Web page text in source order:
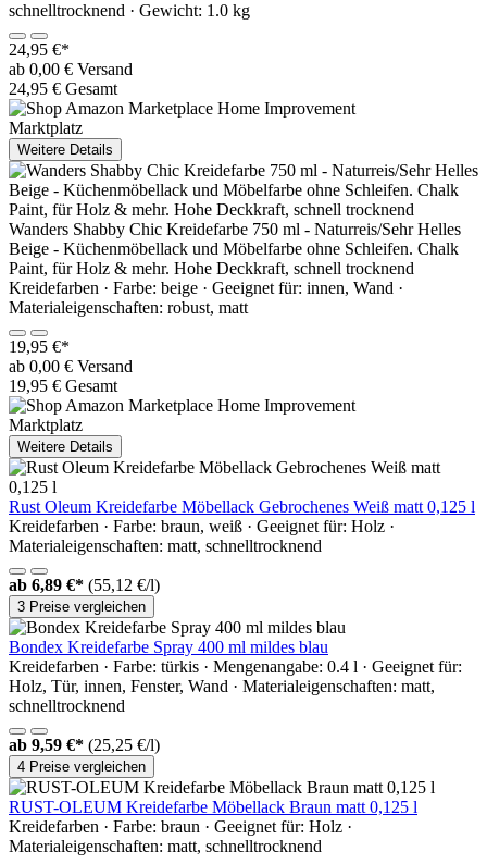
schnelltrocknend · Gewicht: 1.0 kg
24,95 €*
ab 0,00 € Versand
24,95 € Gesamt
Marktplatz
Weitere Details
Wanders Shabby Chic Kreidefarbe 750 ml - Naturreis/Sehr Helles
Beige - Küchenmöbellack und Möbelfarbe ohne Schleifen. Chalk
Paint, für Holz & mehr. Hohe Deckkraft, schnell trocknend
Kreidefarben · Farbe: beige · Geeignet für: innen, Wand ·
Materialeigenschaften: robust, matt
19,95 €*
ab 0,00 € Versand
19,95 € Gesamt
Marktplatz
Weitere Details
Rust Oleum Kreidefarbe Möbellack Gebrochenes Weiß matt 0,125 l
Kreidefarben · Farbe: braun, weiß · Geeignet für: Holz ·
Materialeigenschaften: matt, schnelltrocknend
ab 6,89 €* (55,12 €/l)
3 Preise vergleichen
Bondex Kreidefarbe Spray 400 ml mildes blau
Kreidefarben · Farbe: türkis · Mengenangabe: 0.4 l · Geeignet für:
Holz, Tür, innen, Fenster, Wand · Materialeigenschaften: matt,
schnelltrocknend
ab 9,59 €* (25,25 €/l)
4 Preise vergleichen
RUST-OLEUM Kreidefarbe Möbellack Braun matt 0,125 l
Kreidefarben · Farbe: braun · Geeignet für: Holz ·
Materialeigenschaften: matt, schnelltrocknend